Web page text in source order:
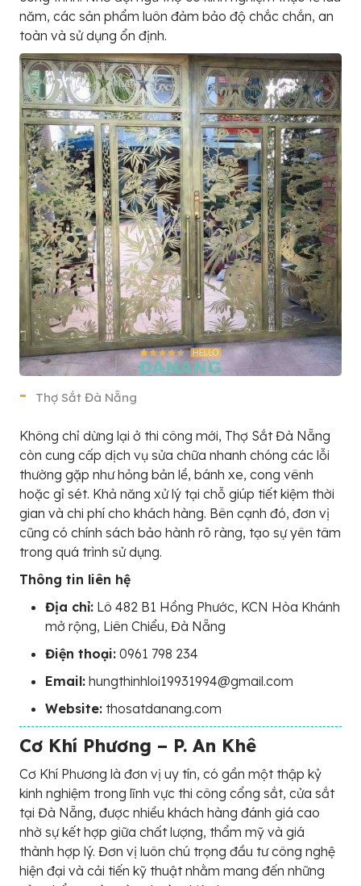
năm, các sản phẩm luôn đảm bảo độ chắc chắn, an
toàn và sử dụng ổn định.
Thợ Sắt Đà Nẵng
Không chỉ dừng lại ở thi công mới, Thợ Sắt Đà Nẵng
còn cung cấp dịch vụ sửa chữa nhanh chóng các lỗi
thường gặp như hỏng bản lề, bánh xe, cong vênh
hoặc gỉ sét. Khả năng xử lý tại chỗ giúp tiết kiệm thời
gian và chi phí cho khách hàng. Bên cạnh đó, đơn vị
cũng có chính sách bảo hành rõ ràng, tạo sự yên tâm
trong quá trình sử dụng.
Thông tin liên hệ
Địa chỉ: Lô 482 B1 Hồng Phước, KCN Hòa Khánh
mở rộng, Liên Chiểu, Đà Nẵng
Điện thoại: 0961 798 234
Email: hungthinhloi19931994@gmail.com
Website: thosatdanang.com
Cơ Khí Phương – P. An Khê
Cơ Khí Phương là đơn vị uy tín, có gần một thập kỷ
kinh nghiệm trong lĩnh vực thi công cổng sắt, cửa sắt
tại Đà Nẵng, được nhiều khách hàng đánh giá cao
nhờ sự kết hợp giữa chất lượng, thẩm mỹ và giá
thành hợp lý. Đơn vị luôn chú trọng đầu tư công nghệ
hiện đại và cải tiến kỹ thuật nhằm mang đến những